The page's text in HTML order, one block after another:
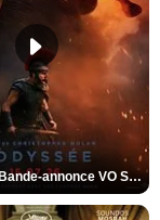
L'Odyssée Bande-annonce VO STFR